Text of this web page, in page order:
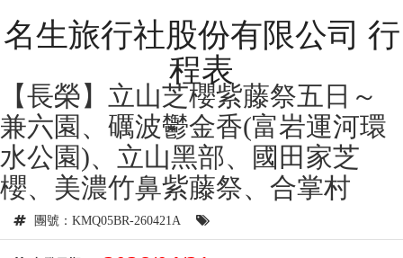
名生旅行社股份有限公司 行
程表
【長榮】立山芝櫻紫藤祭五日～
兼六園、礪波鬱金香(富岩運河環
水公園)、立山黑部、國田家芝
櫻、美濃竹鼻紫藤祭、合掌村
團號：KMQ05BR-260421A